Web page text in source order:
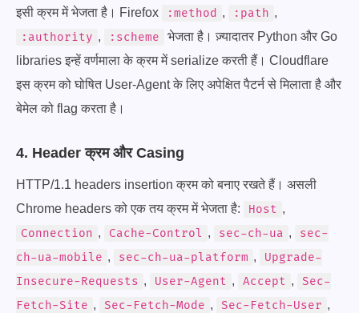
इसी क्रम में भेजता है। Firefox :method , :path ,
:authority , :scheme
भेजता है। ज़्यादातर Python और Go
libraries इन्हें वर्णमाला के क्रम में serialize करती हैं। Cloudflare
इस क्रम को घोषित User-Agent के लिए अपेक्षित पैटर्न से मिलाता है और
बेमेल को flag करता है।
4. Header क्रम और Casing
HTTP/1.1 headers insertion क्रम को बनाए रखते हैं। असली
Chrome headers को एक तय क्रम में भेजता है:
Host ,
Connection , Cache-Control , sec-ch-ua ,
sec-
ch-ua-mobile , sec-ch-ua-platform ,
Upgrade-
Insecure-Requests , User-Agent , Accept ,
Sec-
Fetch-Site , Sec-Fetch-Mode , Sec-Fetch-User ,